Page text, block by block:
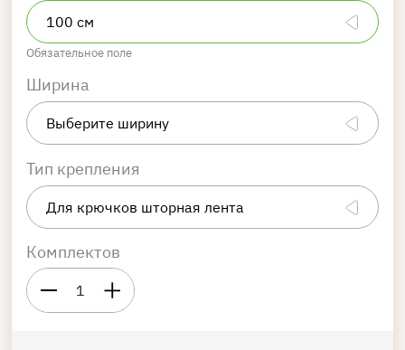
Обязательное поле
Ширина
Тип крепления
Комплектов
1